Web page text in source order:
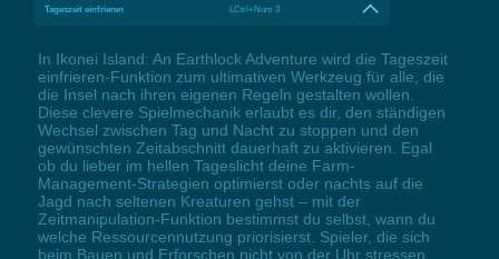
Tageszeit einfrieren LCtrl+Num 3
In Ikonei Island: An Earthlock Adventure wird die Tageszeit
einfrieren-Funktion zum ultimativen Werkzeug für alle, die
die Insel nach ihren eigenen Regeln gestalten wollen.
Diese clevere Spielmechanik erlaubt es dir, den ständigen
Wechsel zwischen Tag und Nacht zu stoppen und den
gewünschten Zeitabschnitt dauerhaft zu aktivieren. Egal
ob du lieber im hellen Tageslicht deine Farm-
Management-Strategien optimierst oder nachts auf die
Jagd nach seltenen Kreaturen gehst – mit der
Zeitmanipulation-Funktion bestimmst du selbst, wann du
welche Ressourcennutzung priorisierst. Spieler, die sich
beim Bauen und Erforschen nicht von der Uhr stressen